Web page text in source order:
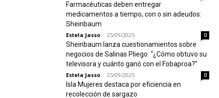
Farmacéuticas deben entregar
medicamentos a tiempo, con o sin adeudos:
Sheinbaum
Estela Jasso - 25/09/2025 0
Sheinbaum lanza cuestionamientos sobre
negocios de Salinas Pliego: “¿Cómo obtuvo su
televisora y cuánto ganó con el Fobaproa?”
Estela Jasso - 25/09/2025 0
Isla Mujeres destaca por eficiencia en
recolección de sargazo